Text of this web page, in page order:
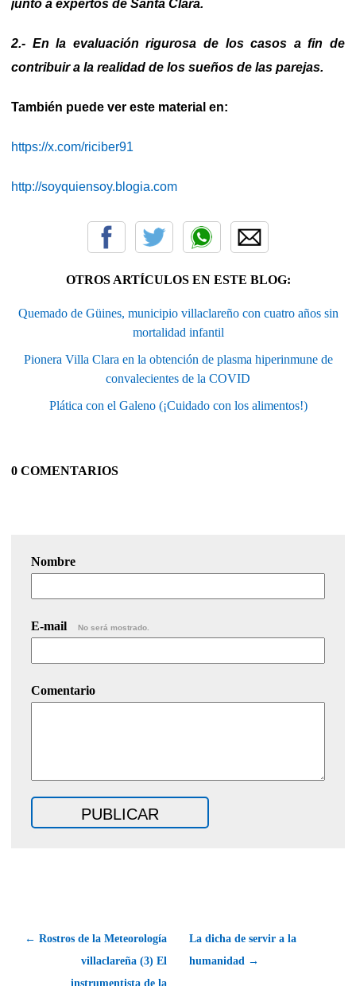
junto a expertos de Santa Clara.
2.- En la evaluación rigurosa de los casos a fin de
contribuir a la realidad de los sueños de las parejas.
También puede ver este material en:
https://x.com/riciber91
http://soyquiensoy.blogia.com
OTROS ARTÍCULOS EN ESTE BLOG:
Quemado de Güines, municipio villaclareño con cuatro años sin
mortalidad infantil
Pionera Villa Clara en la obtención de plasma hiperinmune de
convalecientes de la COVID
Plática con el Galeno (¡Cuidado con los alimentos!)
0 COMENTARIOS
Nombre
E-mail No será mostrado.
Comentario
← Rostros de la Meteorología
villaclareña (3) El
instrumentista de la
La dicha de servir a la
humanidad →